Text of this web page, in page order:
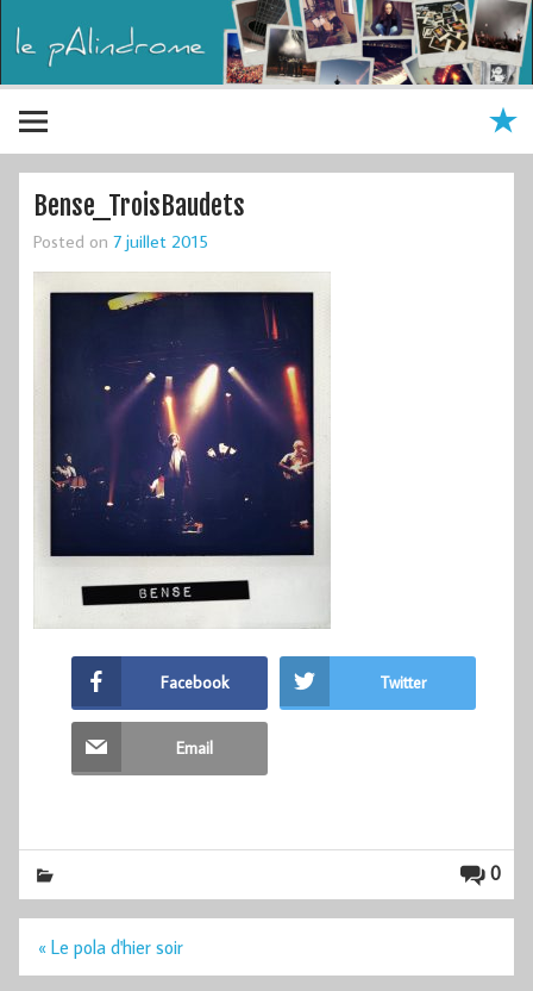
Bense_TroisBaudets
Posted on 7 juillet 2015
Facebook Twitter
Email
0
Navigation
« Le pola d'hier soir